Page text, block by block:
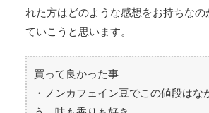
れた方はどのような感想をお持ちなの
ていこうと思います。
買って良かった事
・ノンカフェイン豆でこの値段はな